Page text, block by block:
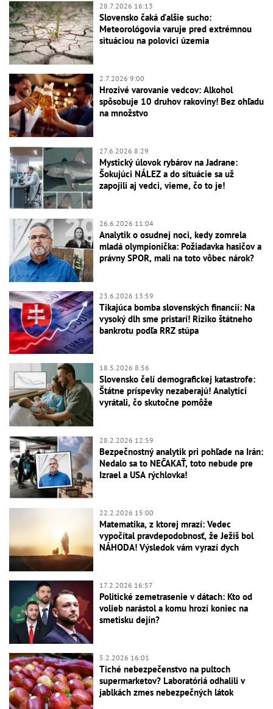
28.7.2026 16:13
Slovensko čaká ďalšie sucho:
Meteorológovia varuje pred extrémnou
situáciou na polovici územia
2.7.2026 9:00
Hrozivé varovanie vedcov: Alkohol
spôsobuje 10 druhov rakoviny! Bez ohľadu
na množstvo
27.6.2026 8:29
Mystický úlovok rybárov na Jadrane:
Šokujúci NÁLEZ a do situácie sa už
zapojili aj vedci, vieme, čo to je!
26.6.2026 11:04
Analytik o osudnej noci, kedy zomrela
mladá olympionička: Požiadavka hasičov a
právny SPOR, mali na toto vôbec nárok?
23.6.2026 13:59
Tikajúca bomba slovenských financií: Na
vysoký dlh sme pristarí! Riziko štátneho
bankrotu podľa RRZ stúpa
18.5.2026 8:56
Slovensko čelí demografickej katastrofe:
Štátne príspevky nezaberajú! Analytici
vyrátali, čo skutočne pomôže
28.2.2026 12:59
Bezpečnostný analytik pri pohľade na Irán:
Nedalo sa to NEČAKAŤ, toto nebude pre
Izrael a USA rýchlovka!
22.2.2026 15:00
Matematika, z ktorej mrazí: Vedec
vypočítal pravdepodobnosť, že Ježiš bol
NÁHODA! Výsledok vám vyrazí dych
17.2.2026 16:57
Politické zemetrasenie v dátach: Kto od
volieb narástol a komu hrozí koniec na
smetisku dejín?
5.2.2026 16:01
Tiché nebezpečenstvo na pultoch
supermarketov? Laboratóriá odhalili v
jablkách zmes nebezpečných látok